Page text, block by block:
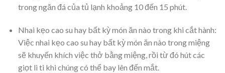
trong ngăn đá của tủ lạnh khoảng 10 đến 15 phút.
Nhai kẹo cao su hay bất kỳ món ăn nào trong khi cắt hành:
Việc nhai kẹo cao su hay bất kỳ món ăn nào trong miệng
sẽ khuyến khích việc thở bằng miệng, rồi từ đó hút các
giọt li ti khi chúng có thể bay lên đến mắt.